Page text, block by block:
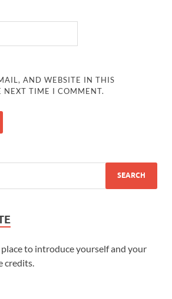
AND WEBSITE IN THIS
NEXT TIME I COMMENT.
place to introduce yourself and your
credits.